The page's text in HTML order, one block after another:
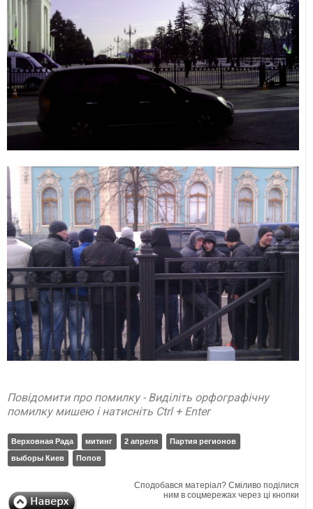
Повідомити про помилку - Виділіть орфографічну
помилку мишею і натисніть Ctrl + Enter
Верховная Рада митинг 2 апреля
Партия регионов
выборы Киев
Попов
Сподобався матеріал? Сміливо поділися
ним в соцмережах через ці кнопки